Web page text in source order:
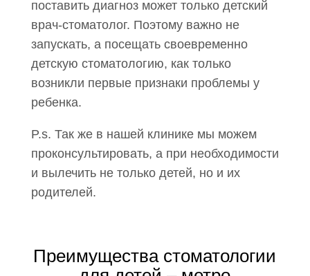
поставить диагноз может только детский
врач-стоматолог. Поэтому важно не
запускать, а посещать своевременно
детскую стоматологию, как только
возникли первые признаки проблемы у
ребенка.
P.s. Так же в нашей клинике мы можем
проконсультировать, а при необходимости
и вылечить не только детей, но и их
родителей.
Преимущества стоматологии